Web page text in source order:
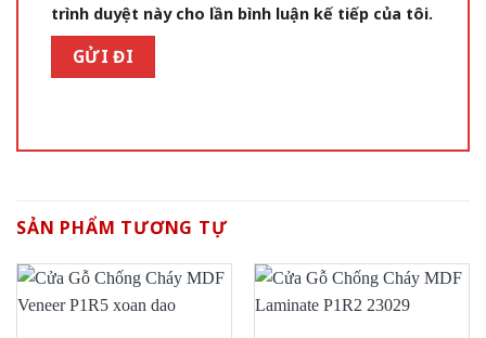
trình duyệt này cho lần bình luận kế tiếp của tôi.
SẢN PHẨM TƯƠNG TỰ